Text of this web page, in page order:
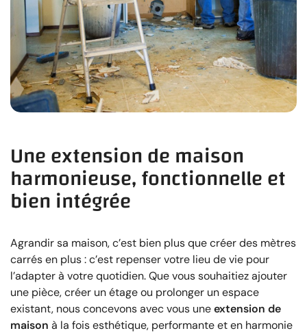
Une extension de maison
harmonieuse, fonctionnelle et
bien intégrée
Agrandir sa maison, c’est bien plus que créer des mètres
carrés en plus : c’est repenser votre lieu de vie pour
l’adapter à votre quotidien. Que vous souhaitiez ajouter
une pièce, créer un étage ou prolonger un espace
existant, nous concevons avec vous uneextension de
maison à la fois esthétique, performante et en harmonie